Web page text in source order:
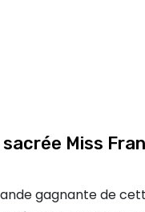
Miss
gagnante de